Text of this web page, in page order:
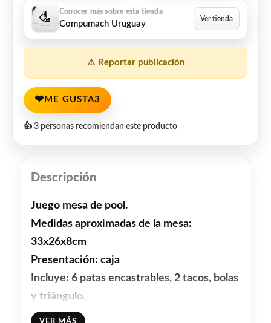
Compumach Uruguay
⚠️ Reportar publicación
❤ ME GUSTA3
👍 3 personas recomiendan este producto
Descripción
Juego mesa de pool.
Medidas aproximadas de la mesa:
33x26x8cm
Presentación: caja
Incluye: 6 patas encastrables, 2 tacos, bolas
y triángulo.
VER MÁS